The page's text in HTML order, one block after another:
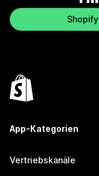
App-Kategorien
Vertriebskanäle